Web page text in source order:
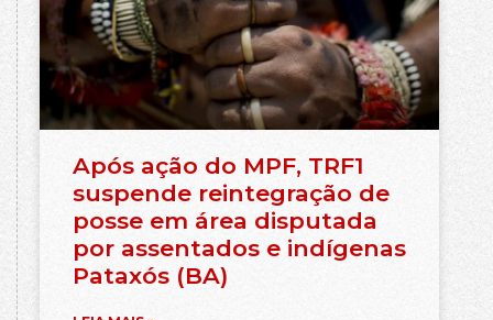
Após ação do MPF, TRF1
suspende reintegração de
posse em área disputada
por assentados e indígenas
Pataxós (BA)